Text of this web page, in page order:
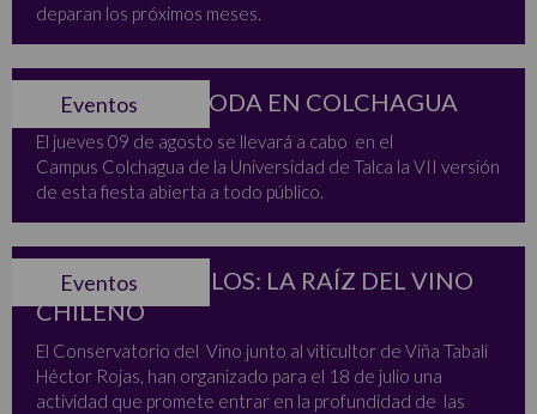
deparan los próximos meses.
Eventos
FIESTA DE LA PODA EN COLCHAGUA
El jueves 09 de agosto se llevará a cabo en el
Campus Colchagua de la Universidad de Talca la VII versión
de esta fiesta abierta a todo público.
Eventos
TALLER DE SUELOS: LA RAÍZ DEL VINO
CHILENO
El Conservatorio del Vino junto al viticultor de Viña Tabalí
Héctor Rojas, han organizado para el 18 de julio una
actividad que promete entrar en la profundidad de las